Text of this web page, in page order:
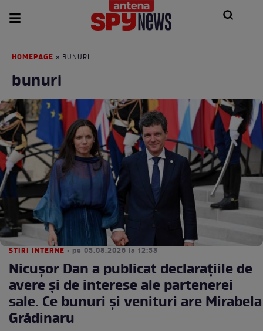
HOMEPAGE » BUNURI
bunuri
STIRI INTERNE • pe 05.08.2026 la 12:53
Nicușor Dan a publicat declarațiile de
avere și de interese ale partenerei
sale. Ce bunuri și venituri are Mirabela
Grădinaru